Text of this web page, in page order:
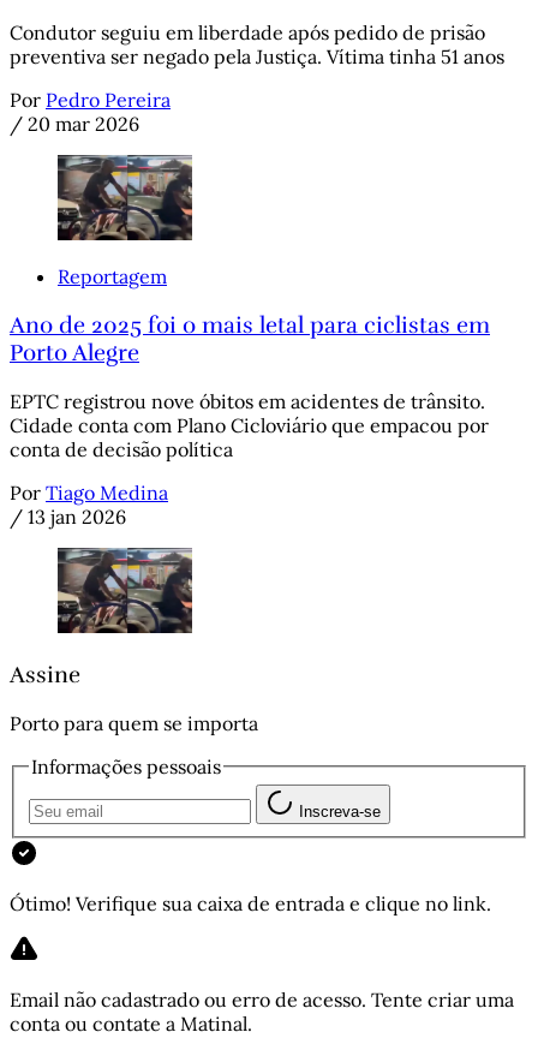
Condutor seguiu em liberdade após pedido de prisão
preventiva ser negado pela Justiça. Vítima tinha 51 anos
Por Pedro Pereira
/ 20 mar 2026
Reportagem
Ano de 2025 foi o mais letal para ciclistas em
Porto Alegre
EPTC registrou nove óbitos em acidentes de trânsito.
Cidade conta com Plano Cicloviário que empacou por
conta de decisão política
Por Tiago Medina
/ 13 jan 2026
Assine
Porto para quem se importa
Informações pessoais
Inscreva-se
Ótimo! Verifique sua caixa de entrada e clique no link.
Email não cadastrado ou erro de acesso. Tente criar uma
conta ou contate a Matinal.